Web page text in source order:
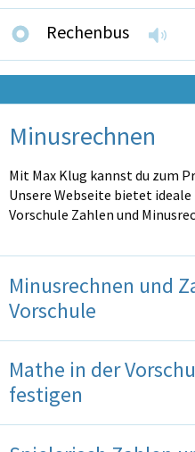
Rechenbus
Minusrechnen
Mit Max Klug kannst du zum
Unsere Webseite bietet
Vorschule Zahlen und
Minusrechnen und
Vorschule
Mathe in der
festigen